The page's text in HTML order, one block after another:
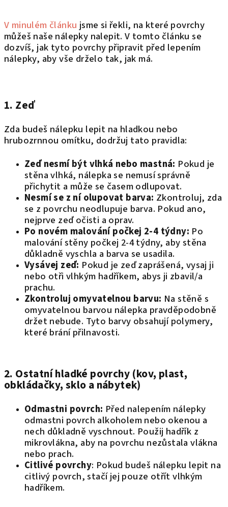
V minulém článku jsme si řekli, na které povrchy
můžeš naše nálepky nalepit. V tomto článku se
dozvíš, jak tyto povrchy připravit před lepením
nálepky, aby vše drželo tak, jak má.
1. Zeď
Zda budeš nálepku lepit na hladkou nebo
hrubozrnnou omítku, dodržuj tato pravidla:
Zeď nesmí být vlhká nebo mastná: Pokud je
stěna vlhká, nálepka se nemusí správně
přichytit a může se časem odlupovat.
Nesmí se z ní olupovat barva: Zkontroluj, zda
se z povrchu neodlupuje barva. Pokud ano,
nejprve zeď očisti a oprav.
Po novém malování počkej 2-4 týdny: Po
malování stěny počkej 2-4 týdny, aby stěna
důkladně vyschla a barva se usadila.
Vysávej zeď: Pokud je zeď zaprášená, vysaj ji
nebo otři vlhkým hadříkem, abys ji zbavil/a
prachu.
Zkontroluj omyvatelnou barvu: Na stěně s
omyvatelnou barvou nálepka pravděpodobně
držet nebude. Tyto barvy obsahují polymery,
které brání přilnavosti.
2. Ostatní hladké povrchy (kov, plast,
obkládačky, sklo a nábytek)
Odmastni povrch: Před nalepením nálepky
odmastni povrch alkoholem nebo okenou a
nech důkladně vyschnout. Použij hadřík z
mikrovlákna, aby na povrchu nezůstala vlákna
nebo prach.
Citlivé povrchy: Pokud budeš nálepku lepit na
citlivý povrch, stačí jej pouze otřít vlhkým
hadříkem.